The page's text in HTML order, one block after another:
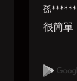
孫******
很簡單